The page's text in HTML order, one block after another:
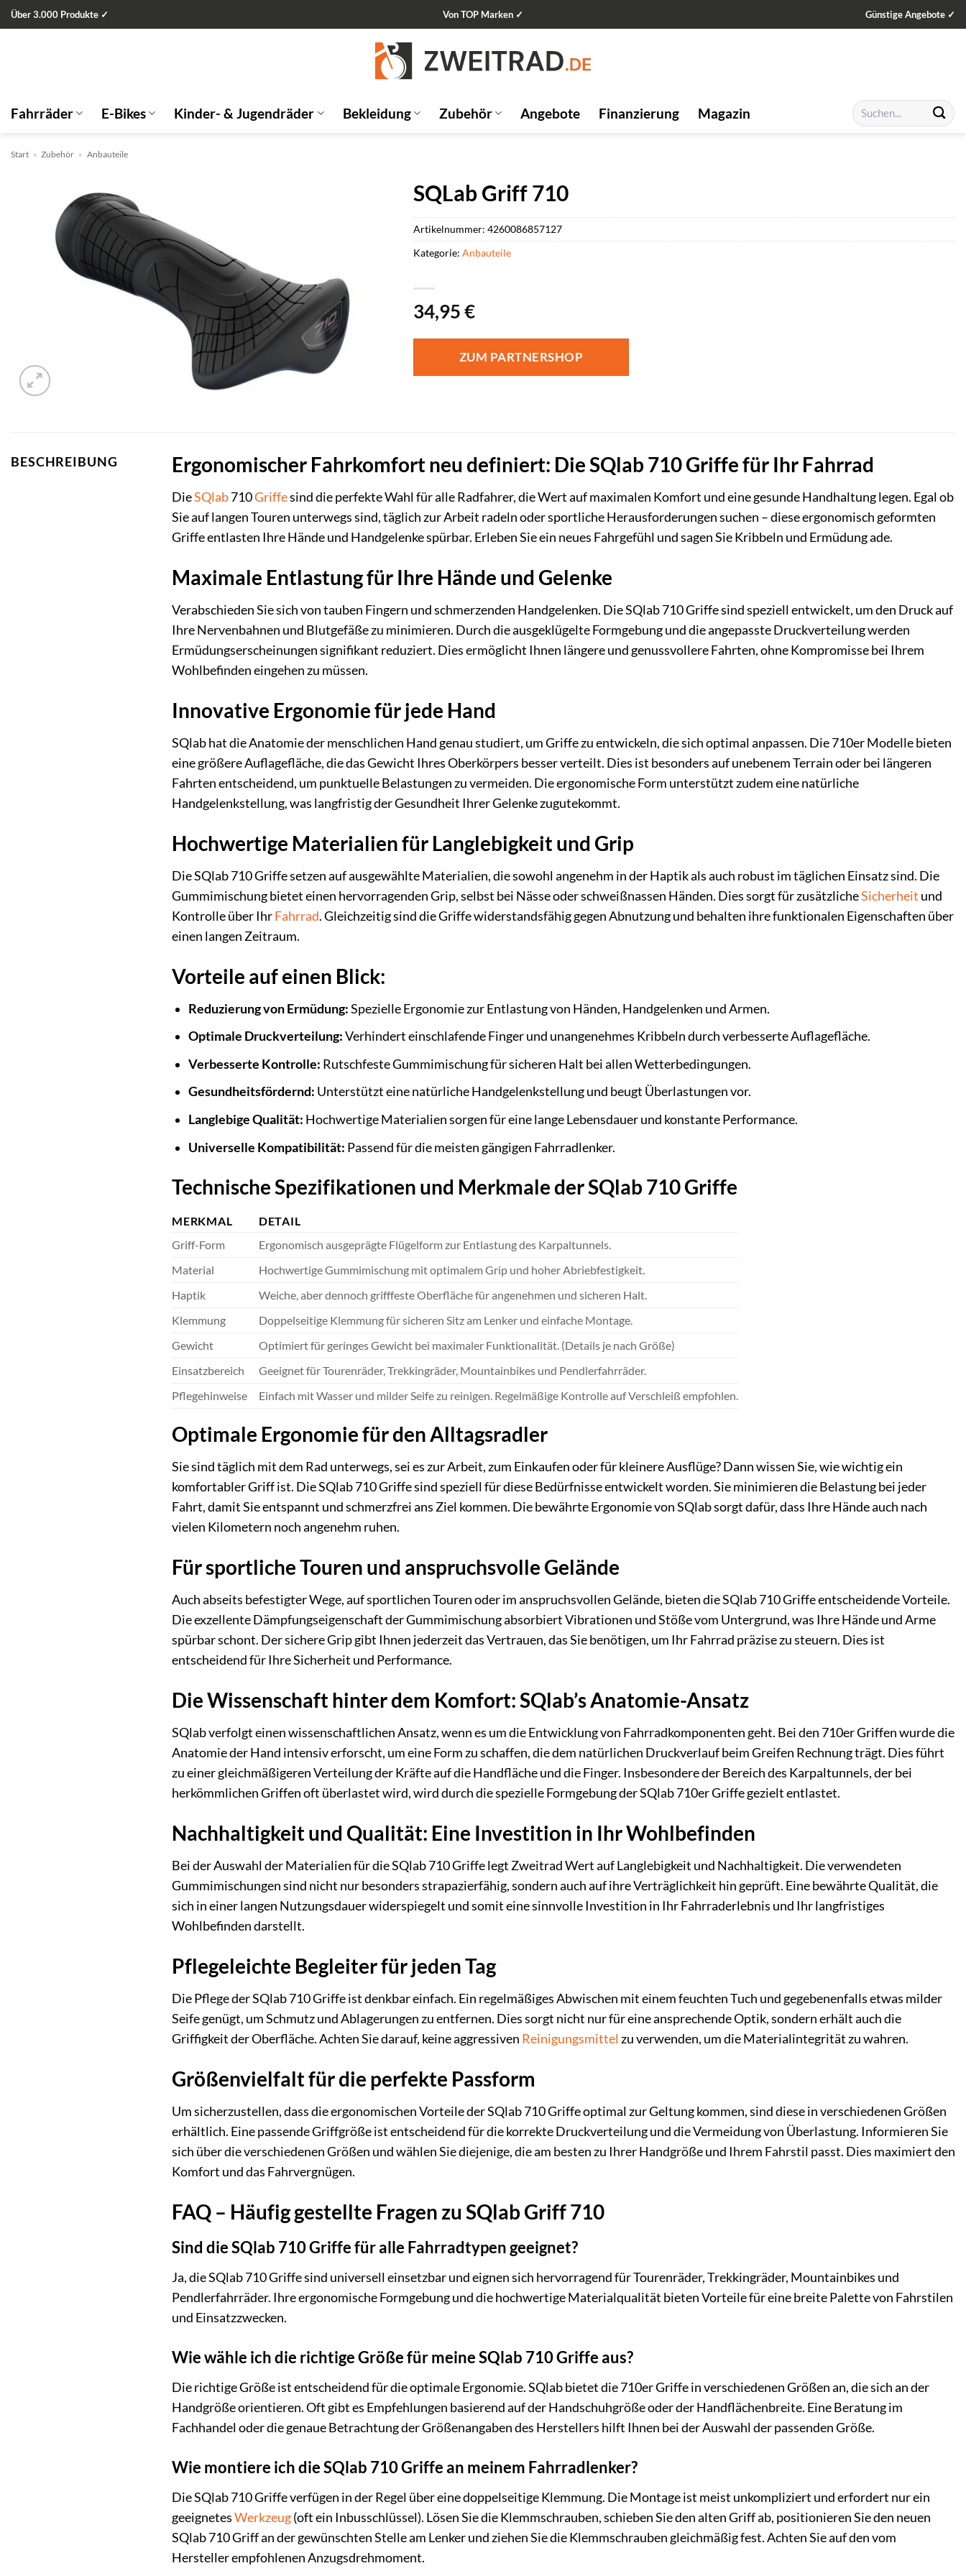
Zum
Inhalt
Über 3.000 Produkte ✓ Von TOP Marken ✓ Günstige Angebote ✓
Fahrräder E-Bikes Kinder- & Jugendräder Bekleidung Zubehör Angebote Finanzierung Magazin
Suchen
nach:
Start » Zubehör » Anbauteile
SQLab Griff 710
34,95€
ZUM PARTNERSHOP
Artikelnummer: 4260086857127
Kategorie: Anbauteile
BESCHREIBUNG Ergonomischer Fahrkomfort neu definiert: Die SQlab 710 Griffe für Ihr Fahrrad
DieSQlab710Griffesind die perfekte Wahl für alle Radfahrer, die Wert auf maximalen Komfort und eine gesunde Handhaltung legen. Egal ob
Sie auf langen Touren unterwegs sind, täglich zur Arbeit radeln oder sportliche Herausforderungen suchen – diese ergonomisch geformten
Griffe entlasten Ihre Hände und Handgelenke spürbar. Erleben Sie ein neues Fahrgefühl und sagen Sie Kribbeln und Ermüdung ade.
Maximale Entlastung für Ihre Hände und Gelenke
Verabschieden Sie sich von tauben Fingern und schmerzenden Handgelenken. Die SQlab 710 Griffe sind speziell entwickelt, um den Druck auf
Ihre Nervenbahnen und Blutgefäße zu minimieren. Durch die ausgeklügelte Formgebung und die angepasste Druckverteilung werden
Ermüdungserscheinungen signifikant reduziert. Dies ermöglicht Ihnen längere und genussvollere Fahrten, ohne Kompromisse bei Ihrem
Wohlbefinden eingehen zu müssen.
Innovative Ergonomie für jede Hand
SQlab hat die Anatomie der menschlichen Hand genau studiert, um Griffe zu entwickeln, die sich optimal anpassen. Die 710er Modelle bieten
eine größere Auflagefläche, die das Gewicht Ihres Oberkörpers besser verteilt. Dies ist besonders auf unebenem Terrain oder bei längeren
Fahrten entscheidend, um punktuelle Belastungen zu vermeiden. Die ergonomische Form unterstützt zudem eine natürliche
Handgelenkstellung, was langfristig der Gesundheit Ihrer Gelenke zugutekommt.
Hochwertige Materialien für Langlebigkeit und Grip
Die SQlab 710 Griffe setzen auf ausgewählte Materialien, die sowohl angenehm in der Haptik als auch robust im täglichen Einsatz sind. Die
Gummimischung bietet einen hervorragenden Grip, selbst bei Nässe oder schweißnassen Händen. Dies sorgt für zusätzlicheSicherheit und
Kontrolle über IhrFahrrad. Gleichzeitig sind die Griffe widerstandsfähig gegen Abnutzung und behalten ihre funktionalen Eigenschaften über
einen langen Zeitraum.
Vorteile auf einen Blick:
Reduzierung von Ermüdung:Spezielle Ergonomie zur Entlastung von Händen, Handgelenken und Armen.
Optimale Druckverteilung:Verhindert einschlafende Finger und unangenehmes Kribbeln durch verbesserte Auflagefläche.
Verbesserte Kontrolle: Rutschfeste Gummimischung für sicheren Halt bei allen Wetterbedingungen.
Gesundheitsfördernd: Unterstützt eine natürliche Handgelenkstellung und beugt Überlastungen vor.
Langlebige Qualität: Hochwertige Materialien sorgen für eine lange Lebensdauer und konstante Performance.
Universelle Kompatibilität: Passend für die meisten gängigen Fahrradlenker.
Technische Spezifikationen und Merkmale der SQlab 710 Griffe
MERKMAL
DETAIL
Griff-Form
Ergonomisch ausgeprägte Flügelform zur Entlastung des Karpaltunnels.
Material
Hochwertige Gummimischung mit optimalem Grip und hoher Abriebfestigkeit.
Haptik
Weiche, aber dennoch grifffeste Oberfläche für angenehmen und sicheren Halt.
Klemmung
Doppelseitige Klemmung für sicheren Sitz am Lenker und einfache Montage.
Gewicht
Optimiert für geringes Gewicht bei maximaler Funktionalität. (Details je nach Größe)
Einsatzbereich
Geeignet für Tourenräder, Trekkingräder, Mountainbikes und Pendlerfahrräder.
Pflegehinweise
Einfach mit Wasser und milder Seife zu reinigen. Regelmäßige Kontrolle auf Verschleiß empfohlen.
Optimale Ergonomie für den Alltagsradler
Sie sind täglich mit dem Rad unterwegs, sei es zur Arbeit, zum Einkaufen oder für kleinere Ausflüge? Dann wissen Sie, wie wichtig ein
komfortabler Griff ist. Die SQlab 710 Griffe sind speziell für diese Bedürfnisse entwickelt worden. Sie minimieren die Belastung bei jeder
Fahrt, damit Sie entspannt und schmerzfrei ans Ziel kommen. Die bewährte Ergonomie von SQlab sorgt dafür, dass Ihre Hände auch nach
vielen Kilometern noch angenehm ruhen.
Für sportliche Touren und anspruchsvolle Gelände
Auch abseits befestigter Wege, auf sportlichen Touren oder im anspruchsvollen Gelände, bieten die SQlab 710 Griffe entscheidende Vorteile.
Die exzellente Dämpfungseigenschaft der Gummimischung absorbiert Vibrationen und Stöße vom Untergrund, was Ihre Hände und Arme
spürbar schont. Der sichere Grip gibt Ihnen jederzeit das Vertrauen, das Sie benötigen, um Ihr Fahrrad präzise zu steuern. Dies ist
entscheidend für Ihre Sicherheit und Performance.
Die Wissenschaft hinter dem Komfort: SQlab’s Anatomie-Ansatz
SQlab verfolgt einen wissenschaftlichen Ansatz, wenn es um die Entwicklung von Fahrradkomponenten geht. Bei den 710er Griffen wurde die
Anatomie der Hand intensiv erforscht, um eine Form zu schaffen, die dem natürlichen Druckverlauf beim Greifen Rechnung trägt. Dies führt
zu einer gleichmäßigeren Verteilung der Kräfte auf die Handfläche und die Finger. Insbesondere der Bereich des Karpaltunnels, der bei
herkömmlichen Griffen oft überlastet wird, wird durch die spezielle Formgebung der SQlab 710er Griffe gezielt entlastet.
Nachhaltigkeit und Qualität: Eine Investition in Ihr Wohlbefinden
Bei der Auswahl der Materialien für die SQlab 710 Griffe legt Zweitrad Wert auf Langlebigkeit und Nachhaltigkeit. Die verwendeten
Gummimischungen sind nicht nur besonders strapazierfähig, sondern auch auf ihre Verträglichkeit hin geprüft. Eine bewährte Qualität, die
sich in einer langen Nutzungsdauer widerspiegelt und somit eine sinnvolle Investition in Ihr Fahrraderlebnis und Ihr langfristiges
Wohlbefinden darstellt.
Pflegeleichte Begleiter für jeden Tag
Die Pflege der SQlab 710 Griffe ist denkbar einfach. Ein regelmäßiges Abwischen mit einem feuchten Tuch und gegebenenfalls etwas milder
Seife genügt, um Schmutz und Ablagerungen zu entfernen. Dies sorgt nicht nur für eine ansprechende Optik, sondern erhält auch die
Griffigkeit der Oberfläche. Achten Sie darauf, keine aggressiven Reinigungsmittel zu verwenden, um die Materialintegrität zu wahren.
Größenvielfalt für die perfekte Passform
Um sicherzustellen, dass die ergonomischen Vorteile der SQlab 710 Griffe optimal zur Geltung kommen, sind diese in verschiedenen Größen
erhältlich. Eine passende Griffgröße ist entscheidend für die korrekte Druckverteilung und die Vermeidung von Überlastung. Informieren Sie
sich über die verschiedenen Größen und wählen Sie diejenige, die am besten zu Ihrer Handgröße und Ihrem Fahrstil passt. Dies maximiert den
Komfort und das Fahrvergnügen.
FAQ – Häufig gestellte Fragen zu SQlab Griff 710
Sind die SQlab 710 Griffe für alle Fahrradtypen geeignet?
Ja, die SQlab 710 Griffe sind universell einsetzbar und eignen sich hervorragend für Tourenräder, Trekkingräder, Mountainbikes und
Pendlerfahrräder. Ihre ergonomische Formgebung und die hochwertige Materialqualität bieten Vorteile für eine breite Palette von Fahrstilen
und Einsatzzwecken.
Wie wähle ich die richtige Größe für meine SQlab 710 Griffe aus?
Die richtige Größe ist entscheidend für die optimale Ergonomie. SQlab bietet die 710er Griffe in verschiedenen Größen an, die sich an der
Handgröße orientieren. Oft gibt es Empfehlungen basierend auf der Handschuhgröße oder der Handflächenbreite. Eine Beratung im
Fachhandel oder die genaue Betrachtung der Größenangaben des Herstellers hilft Ihnen bei der Auswahl der passenden Größe.
Wie montiere ich die SQlab 710 Griffe an meinem Fahrradlenker?
Die SQlab 710 Griffe verfügen in der Regel über eine doppelseitige Klemmung. Die Montage ist meist unkompliziert und erfordert nur ein
geeignetesWerkzeug(oft ein Inbusschlüssel). Lösen Sie die Klemmschrauben, schieben Sie den alten Griff ab, positionieren Sie den neuen
SQlab 710 Griff an der gewünschten Stelle am Lenker und ziehen Sie die Klemmschrauben gleichmäßig fest. Achten Sie auf den vom
Hersteller empfohlenen Anzugsdrehmoment.